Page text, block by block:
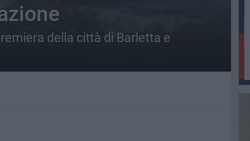
della città di Barletta e